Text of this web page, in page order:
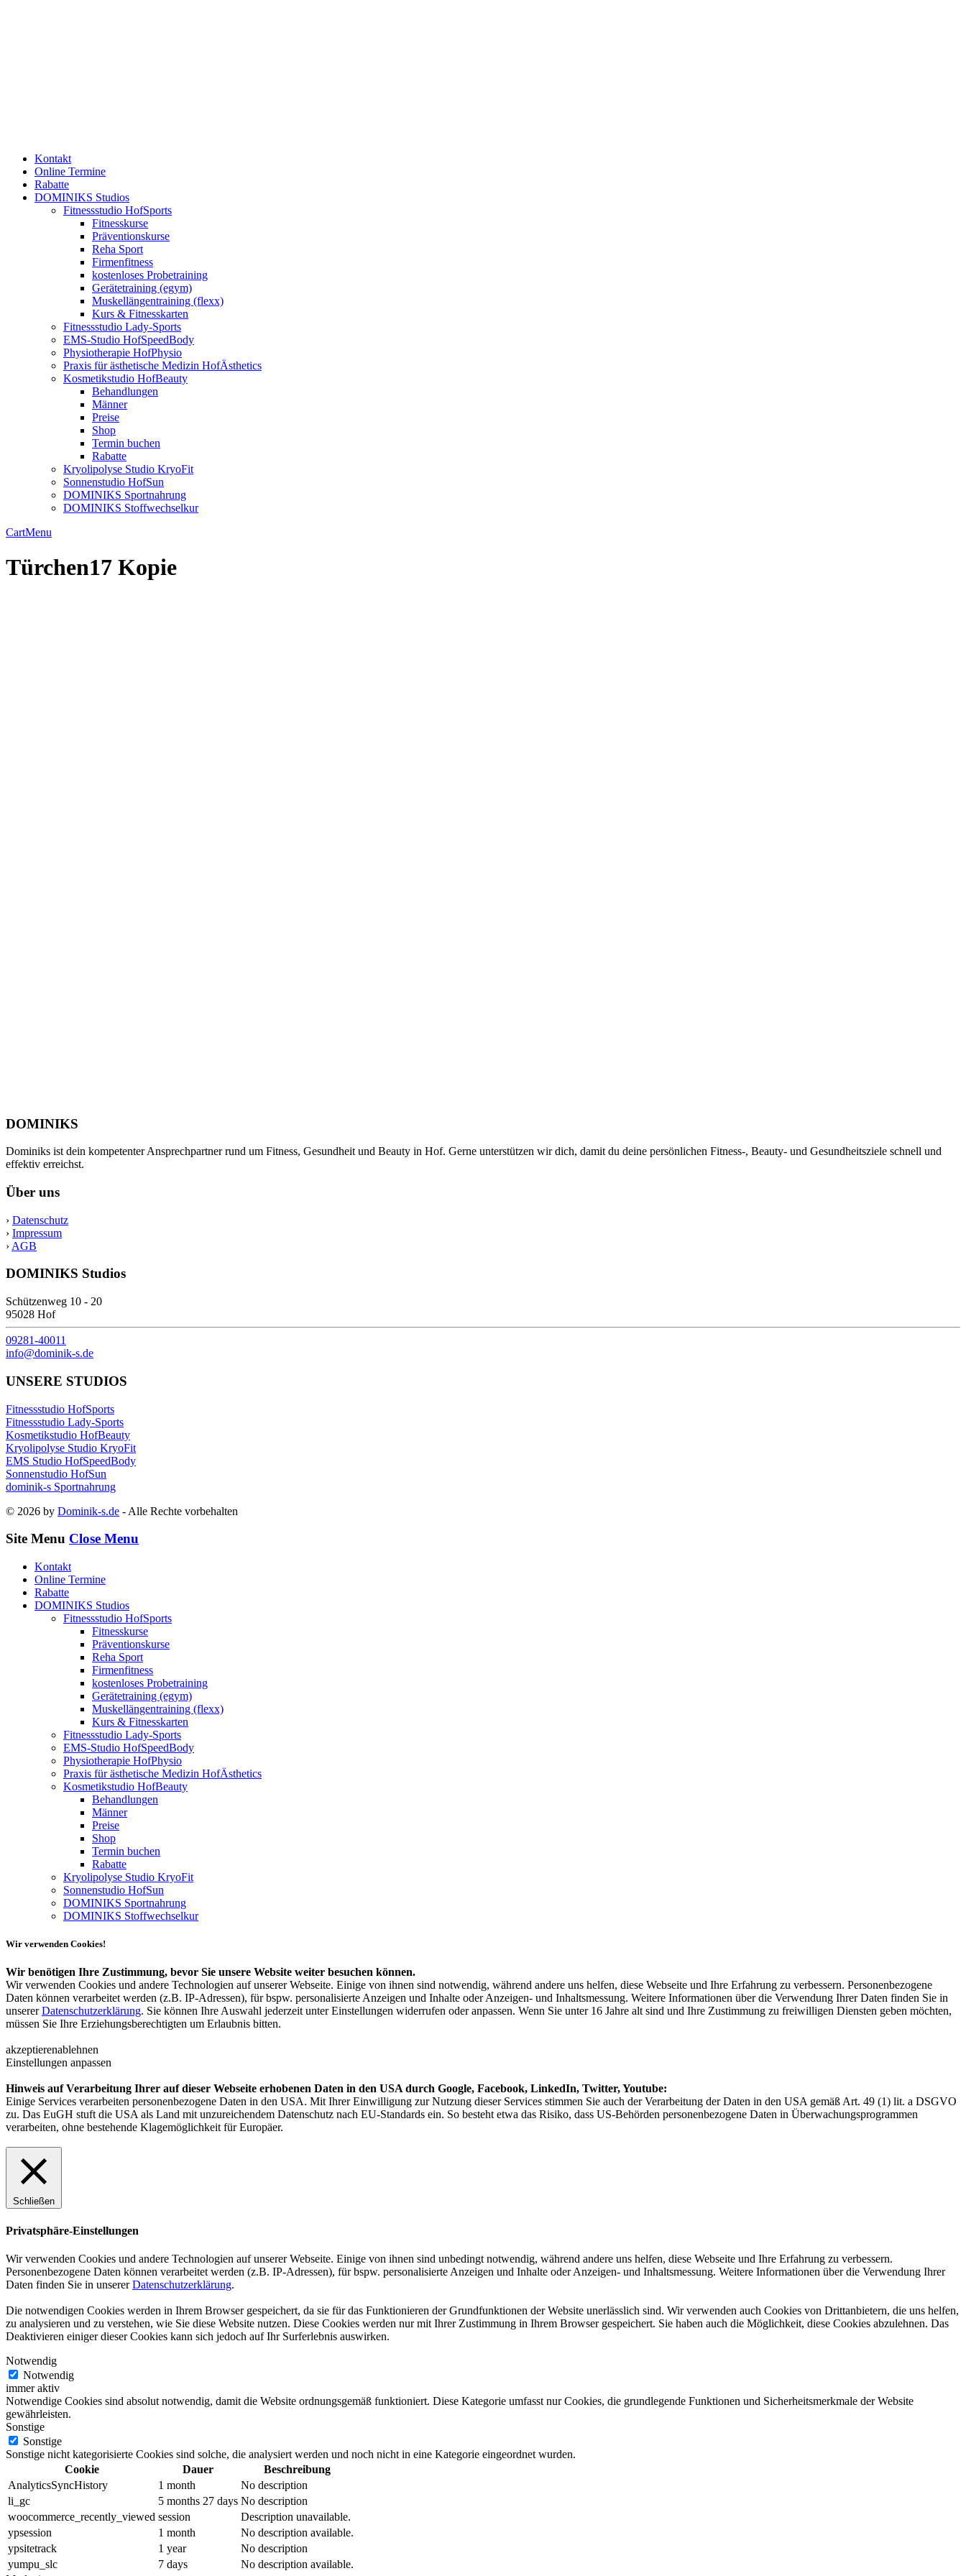
Kontakt
Online Termine
Rabatte
DOMINIKS Studios
Fitnessstudio HofSports
Fitnesskurse
Präventionskurse
Reha Sport
Firmenfitness
kostenloses Probetraining
Gerätetraining (egym)
Muskellängentraining (flexx)
Kurs & Fitnesskarten
Fitnessstudio Lady-Sports
EMS-Studio HofSpeedBody
Physiotherapie HofPhysio
Praxis für ästhetische Medizin HofÄsthetics
Kosmetikstudio HofBeauty
Behandlungen
Männer
Preise
Shop
Termin buchen
Rabatte
Kryolipolyse Studio KryoFit
Sonnenstudio HofSun
DOMINIKS Sportnahrung
DOMINIKS Stoffwechselkur
CartMenu
Türchen17 Kopie
DOMINIKS
Dominiks ist dein kompetenter Ansprechpartner rund um Fitness, Gesundheit und Beauty in Hof. Gerne unterstützen wir dich, damit du deine persönlichen Fitness-, Beauty- und Gesundheitsziele schnell und
effektiv erreichst.
Über uns
› Datenschutz
› Impressum
› AGB
DOMINIKS Studios
Schützenweg 10 - 20
95028 Hof
09281-40011
info@dominik-s.de
UNSERE STUDIOS
Fitnessstudio HofSports
Fitnessstudio Lady-Sports
Kosmetikstudio HofBeauty
Kryolipolyse Studio KryoFit
EMS Studio HofSpeedBody
Sonnenstudio HofSun
dominik-s Sportnahrung
© 2026 by Dominik-s.de - Alle Rechte vorbehalten
Site Menu Close Menu
Kontakt
Online Termine
Rabatte
DOMINIKS Studios
Fitnessstudio HofSports
Fitnesskurse
Präventionskurse
Reha Sport
Firmenfitness
kostenloses Probetraining
Gerätetraining (egym)
Muskellängentraining (flexx)
Kurs & Fitnesskarten
Fitnessstudio Lady-Sports
EMS-Studio HofSpeedBody
Physiotherapie HofPhysio
Praxis für ästhetische Medizin HofÄsthetics
Kosmetikstudio HofBeauty
Behandlungen
Männer
Preise
Shop
Termin buchen
Rabatte
Kryolipolyse Studio KryoFit
Sonnenstudio HofSun
DOMINIKS Sportnahrung
DOMINIKS Stoffwechselkur
Wir verwenden Cookies!
Wir benötigen Ihre Zustimmung, bevor Sie unsere Website weiter besuchen können.
Wir verwenden Cookies und andere Technologien auf unserer Webseite. Einige von ihnen sind notwendig, während andere uns helfen, diese Webseite und Ihre Erfahrung zu verbessern. Personenbezogene
Daten können verarbeitet werden (z.B. IP-Adressen), für bspw. personalisierte Anzeigen und Inhalte oder Anzeigen- und Inhaltsmessung. Weitere Informationen über die Verwendung Ihrer Daten finden Sie in
unsererDatenschutzerklärung. Sie können Ihre Auswahl jederzeit unter Einstellungen widerrufen oder anpassen. Wenn Sie unter 16 Jahre alt sind und Ihre Zustimmung zu freiwilligen Diensten geben möchten,
müssen Sie Ihre Erziehungsberechtigten um Erlaubnis bitten.
akzeptierenablehnen
Einstellungen anpassen
Hinweis auf Verarbeitung Ihrer auf dieser Webseite erhobenen Daten in den USA durch Google, Facebook, LinkedIn, Twitter, Youtube:
Einige Services verarbeiten personenbezogene Daten in den USA. Mit Ihrer Einwilligung zur Nutzung dieser Services stimmen Sie auch der Verarbeitung der Daten in den USA gemäß Art. 49 (1) lit. a DSGVO
zu. Das EuGH stuft die USA als Land mit unzureichendem Datenschutz nach EU-Standards ein. So besteht etwa das Risiko, dass US-Behörden personenbezogene Daten in Überwachungsprogrammen
verarbeiten, ohne bestehende Klagemöglichkeit für Europäer.
Schließen
Privatsphäre-Einstellungen
Wir verwenden Cookies und andere Technologien auf unserer Webseite. Einige von ihnen sind unbedingt notwendig, während andere uns helfen, diese Webseite und Ihre Erfahrung zu verbessern.
Personenbezogene Daten können verarbeitet werden (z.B. IP-Adressen), für bspw. personalisierte Anzeigen und Inhalte oder Anzeigen- und Inhaltsmessung. Weitere Informationen über die Verwendung Ihrer
Daten finden Sie in unsererDatenschutzerklärung.
Die notwendigen Cookies werden in Ihrem Browser gespeichert, da sie für das Funktionieren der Grundfunktionen der Website unerlässlich sind. Wir verwenden auch Cookies von Drittanbietern, die uns helfen,
zu analysieren und zu verstehen, wie Sie diese Website nutzen. Diese Cookies werden nur mit Ihrer Zustimmung in Ihrem Browser gespeichert. Sie haben auch die Möglichkeit, diese Cookies abzulehnen. Das
Deaktivieren einiger dieser Cookies kann sich jedoch auf Ihr Surferlebnis auswirken.
Notwendig
Notwendig
immer aktiv
Notwendige Cookies sind absolut notwendig, damit die Website ordnungsgemäß funktioniert. Diese Kategorie umfasst nur Cookies, die grundlegende Funktionen und Sicherheitsmerkmale der Website
gewährleisten.
Sonstige
Sonstige
Sonstige nicht kategorisierte Cookies sind solche, die analysiert werden und noch nicht in eine Kategorie eingeordnet wurden.
Cookie
Dauer
Beschreibung
AnalyticsSyncHistory
1 month
No description
li_gc
5 months 27 days No description
woocommerce_recently_viewed session
Description unavailable.
ypsession
1 month
No description available.
ypsitetrack
1 year
No description
yumpu_slc
7 days
No description available.